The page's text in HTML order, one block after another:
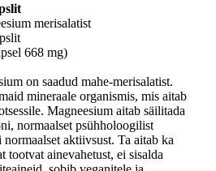
merisalatist
668 mg)
on saadud mahe-merisalatist.
mineraale organismis, mis aitab
Magneesium aitab säilitada
normaalset psühholoogilist
aktiivsust. Ta aitab ka
tootvat ainevahetust, ei sisalda